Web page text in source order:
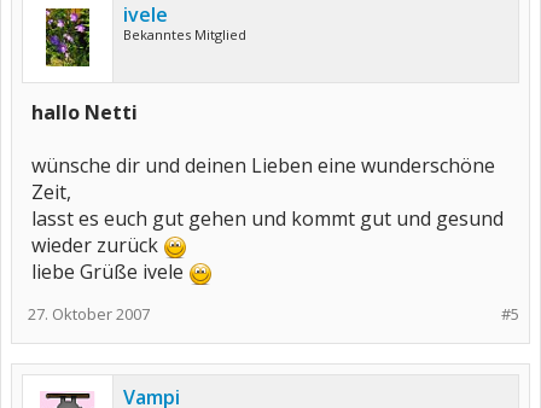
ivele
Bekanntes Mitglied
hallo Netti
wünsche dir und deinen Lieben eine wunderschöne
Zeit,
lasst es euch gut gehen und kommt gut und gesund
wieder zurück
liebe Grüße ivele
#5
27. Oktober 2007
Vampi